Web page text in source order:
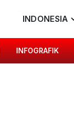
INDONESIA
INFOGRAFIK